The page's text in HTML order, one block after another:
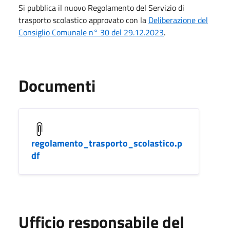
Si pubblica il nuovo Regolamento del Servizio di
trasporto scolastico approvato con la Deliberazione del
Consiglio Comunale n° 30 del 29.12.2023.
Documenti
regolamento_trasporto_scolastico.p
df
Ufficio responsabile del